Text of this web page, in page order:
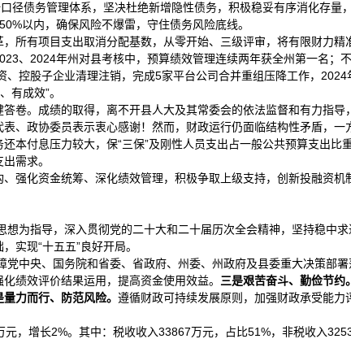
径债务管理体系，坚决杜绝新增隐性债务，积极稳妥有序消化存量
以内，确保风险不爆雷，守住债务风险底线。
所有项目支出取消分配基数，从零开始、三级评审，将有限财力精
、2024年州对县考核中，预算绩效管理连续两年获全州第一名；
控股子企业清理注销，完成5家平台公司合并重组压降工作，
有成效”。
卷。成绩的取得，离不开县人大及其常委会的依法监督和有力指
、政协委员表示衷心感谢！然而，‌财政运行仍面临结构性矛盾，
本付息压力较大，保“三保”及刚性人员支出占一般公共预算支出比
需求。
强化资金统筹、深化绩效管理，积极争取上级支持，创新投融资
想为指导，深入贯彻党的二十大和二十届历次全会精神，坚持稳中
实现“十五五”良好开局。
党中央、国务院和省委、省政府、州委、州政府及县委重大决策部
绩效评价结果运用，提高资金使用效益。 三是艰苦奋斗、勤俭节约。
量力而行、防范风险。 遵循财政可持续发展原则，加强财政承受能
，增长2%。其中：税收收入33867万元，占比51%，非税收入